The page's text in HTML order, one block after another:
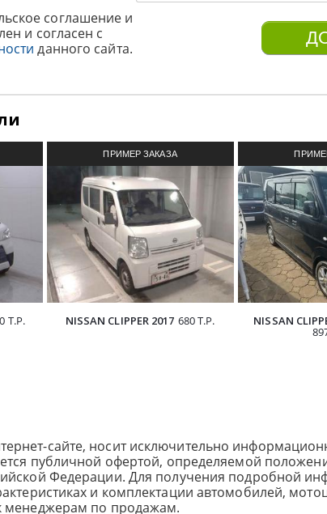
соглашение и
и согласен с
данного сайта.
Т.Р.
ПРИМЕР ЗАКАЗА
АВТОМОБИЛЯ ИЗ ЯПОНИИ
NISSAN CLIPPER 2017 680 Т.Р. NISSAN
сайте, носит исключительно
публичной офертой, определяемой
Федерации. Для получения подробной
и комплектации автомобилей,
менеджерам по продажам.